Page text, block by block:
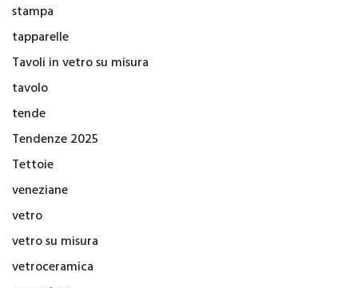
stampa
tapparelle
Tavoli in vetro su misura
tavolo
tende
Tendenze 2025
Tettoie
veneziane
vetro
vetro su misura
vetroceramica